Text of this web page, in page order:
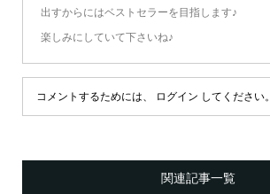
出すからにはベストセラーを目指します♪
楽しみにしていて下さいね♪
コメントするためには、 ログイン してください。
関連記事一覧